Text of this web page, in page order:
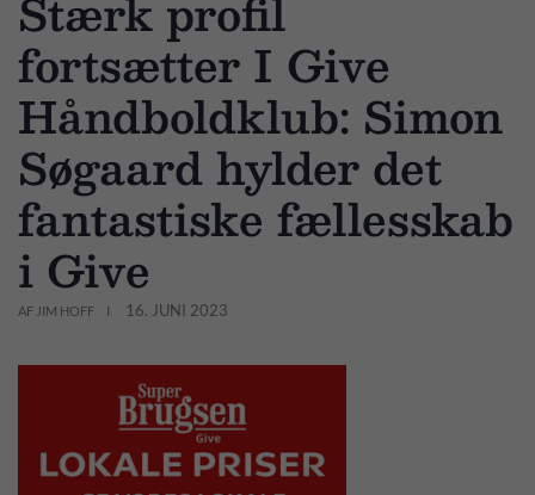
fortsætter I Give
Håndboldklub: Simon
Søgaard hylder det
fantastiske fællesskab
i Give
AF JIM HOFF 16. JUNI 2023